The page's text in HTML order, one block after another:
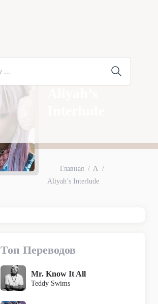
Главная
A
Aliyah’s Interlude
Топ Переводов
Mr. Know It All
Teddy Swims